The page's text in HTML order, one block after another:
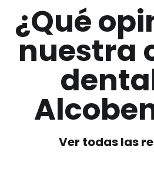
¿Qué
nuestra
Ver todas las